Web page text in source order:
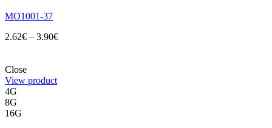
MO1001-37
2.62€ – 3.90€
Close
View product
4G
8G
16G